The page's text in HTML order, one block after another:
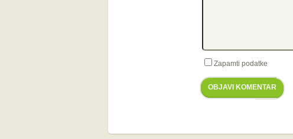
Zapamti podatke
OBJAVI KOMENTAR